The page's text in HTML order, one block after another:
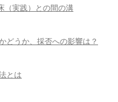
（実践）との間の溝
どうか、採否への影響は？
とは